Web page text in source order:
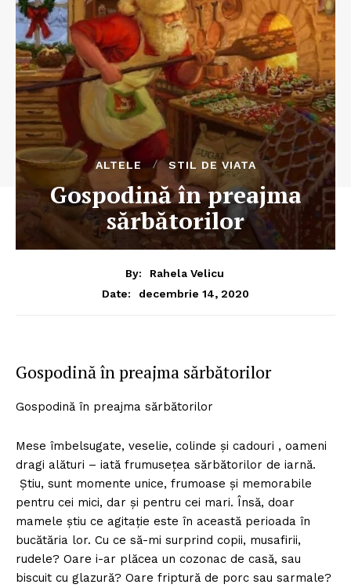
ALTELE STIL DE VIATA
Gospodină în preajma
sărbătorilor
By:
Rahela Velicu
Date:
decembrie 14, 2020
Gospodină în preajma sărbătorilor
Gospodină în preajma sărbătorilor
Mese îmbelsugate, veselie, colinde și cadouri , oameni
dragi alături – iată frumusețea sărbătorilor de iarnă.
Știu, sunt momente unice, frumoase și memorabile
pentru cei mici, dar și pentru cei mari. Însă, doar
mamele știu ce agitație este în această perioada în
bucătăria lor. Cu ce să-mi surprind copii, musafirii,
rudele? Oare i-ar plăcea un cozonac de casă, sau
biscuit cu glazură? Oare friptură de porc sau sarmale?